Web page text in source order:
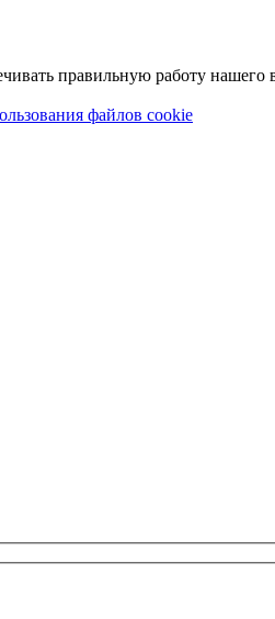
правильную работу нашего
файлов cookie